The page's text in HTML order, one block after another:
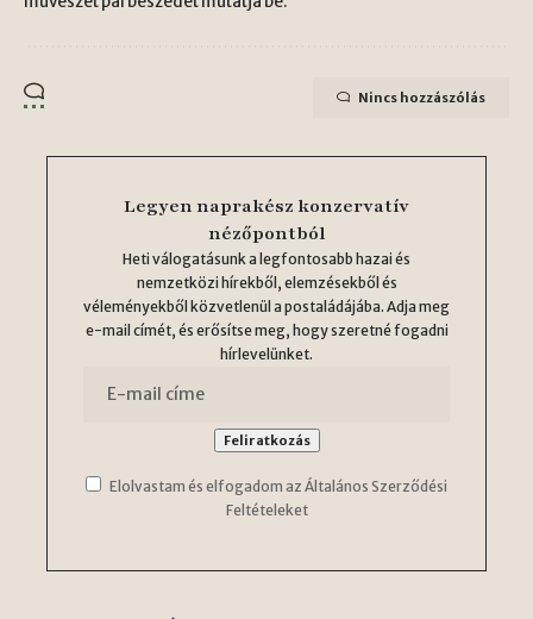
Nincs hozzászólás
Legyen naprakész konzervatív
nézőpontból
Heti válogatásunk a legfontosabb hazai és
nemzetközi hírekből, elemzésekből és
véleményekből közvetlenül a postaládájába. Adja meg
e-mail címét, és erősítse meg, hogy szeretné fogadni
hírlevelünket.
Elolvastam és elfogadom az Általános Szerződési
Feltételeket